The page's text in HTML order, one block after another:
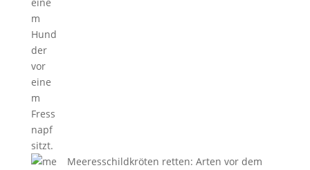
Meeresschildkröten retten: Arten vor dem